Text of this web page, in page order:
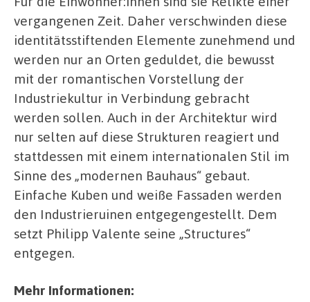
vergangenen Zeit. Daher verschwinden diese
identitätsstiftenden Elemente zunehmend und
werden nur an Orten geduldet, die bewusst
mit der romantischen Vorstellung der
Industriekultur in Verbindung gebracht
werden sollen. Auch in der Architektur wird
nur selten auf diese Strukturen reagiert und
stattdessen mit einem internationalen Stil im
Sinne des „modernen Bauhaus“ gebaut.
Einfache Kuben und weiße Fassaden werden
den Industrieruinen entgegengestellt. Dem
setzt Philipp Valente seine „Structures“
entgegen.
Mehr Informationen: